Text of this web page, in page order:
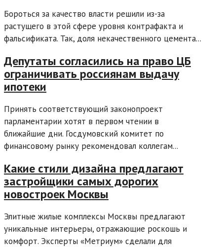
Бороться за качество власти решили из-за
растущего в этой сфере уровня контрафакта и
фальсификата. Так, доля некачественного цемента...
Депутаты согласились на право ЦБ
ограничивать россиянам выдачу
ипотеки
Принять соответствующий законопроект
парламентарии хотят в первом чтении в
ближайшие дни. Госдумовский комитет по
финансовому рынку рекомендовал коллегам...
Какие стили дизайна предлагают
застройщики самых дорогих
новостроек Москвы
Элитные жилые комплексы Москвы предлагают
уникальные интерьеры, отражающие роскошь и
комфорт. Эксперты «Метриум» сделали для